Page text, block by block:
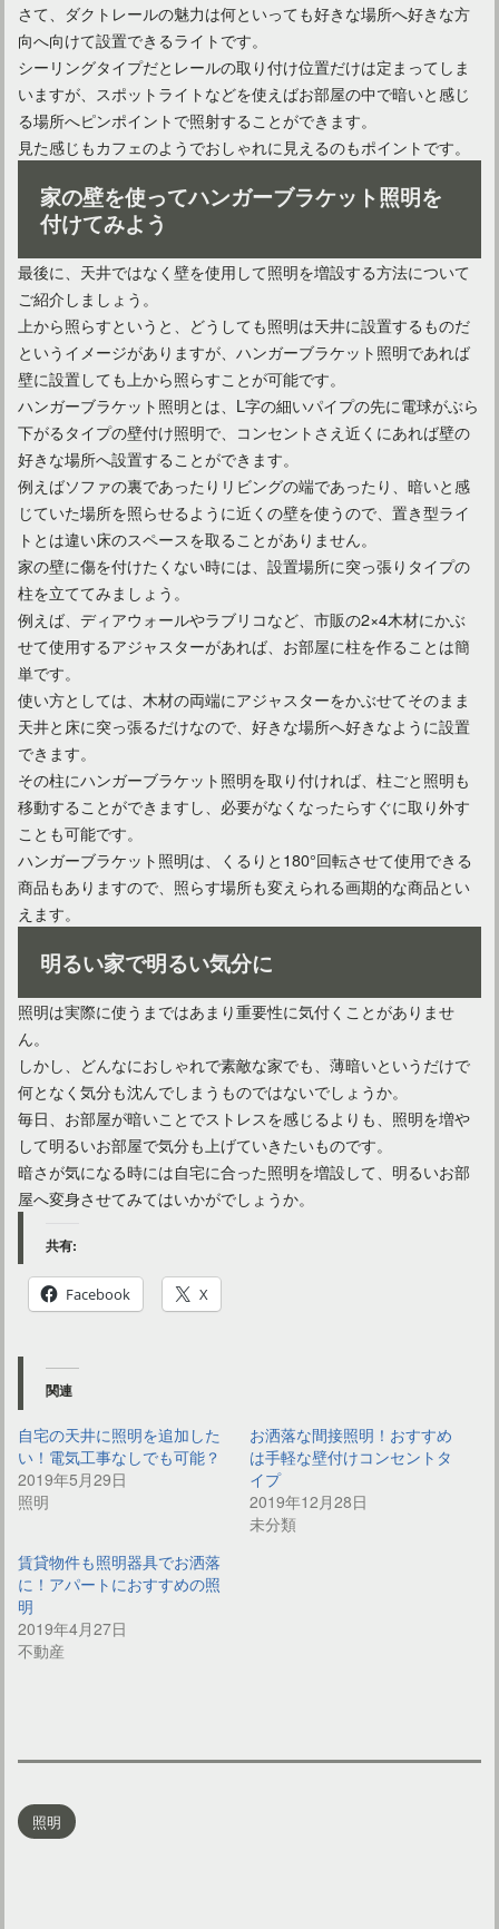
さて、ダクトレールの魅力は何といっても好きな場所へ好きな方
向へ向けて設置できるライトです。
シーリングタイプだとレールの取り付け位置だけは定まってしま
いますが、スポットライトなどを使えばお部屋の中で暗いと感じ
る場所へピンポイントで照射することができます。
見た感じもカフェのようでおしゃれに見えるのもポイントです。
家の壁を使ってハンガーブラケット照明を
付けてみよう
最後に、天井ではなく壁を使用して照明を増設する方法について
ご紹介しましょう。
上から照らすというと、どうしても照明は天井に設置するものだ
というイメージがありますが、ハンガーブラケット照明であれば
壁に設置しても上から照らすことが可能です。
ハンガーブラケット照明とは、L字の細いパイプの先に電球がぶら
下がるタイプの壁付け照明で、コンセントさえ近くにあれば壁の
好きな場所へ設置することができます。
例えばソファの裏であったりリビングの端であったり、暗いと感
じていた場所を照らせるように近くの壁を使うので、置き型ライ
トとは違い床のスペースを取ることがありません。
家の壁に傷を付けたくない時には、設置場所に突っ張りタイプの
柱を立ててみましょう。
例えば、ディアウォールやラブリコなど、市販の2×4木材にかぶ
せて使用するアジャスターがあれば、お部屋に柱を作ることは簡
単です。
使い方としては、木材の両端にアジャスターをかぶせてそのまま
天井と床に突っ張るだけなので、好きな場所へ好きなように設置
できます。
その柱にハンガーブラケット照明を取り付ければ、柱ごと照明も
移動することができますし、必要がなくなったらすぐに取り外す
ことも可能です。
ハンガーブラケット照明は、くるりと180°回転させて使用できる
商品もありますので、照らす場所も変えられる画期的な商品とい
えます。
明るい家で明るい気分に
照明は実際に使うまではあまり重要性に気付くことがありませ
ん。
しかし、どんなにおしゃれで素敵な家でも、薄暗いというだけで
何となく気分も沈んでしまうものではないでしょうか。
毎日、お部屋が暗いことでストレスを感じるよりも、照明を増や
して明るいお部屋で気分も上げていきたいものです。
暗さが気になる時には自宅に合った照明を増設して、明るいお部
屋へ変身させてみてはいかがでしょうか。
共有:
Facebook X
関連
自宅の天井に照明を追加した
い！電気工事なしでも可能？
2019年5月29日
照明
お洒落な間接照明！おすすめ
は手軽な壁付けコンセントタ
イプ
2019年12月28日
未分類
賃貸物件も照明器具でお洒落
に！アパートにおすすめの照
明
2019年4月27日
不動産
照明